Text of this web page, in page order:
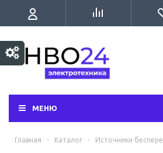
МЕНЮ
Главная - Каталог - Источники